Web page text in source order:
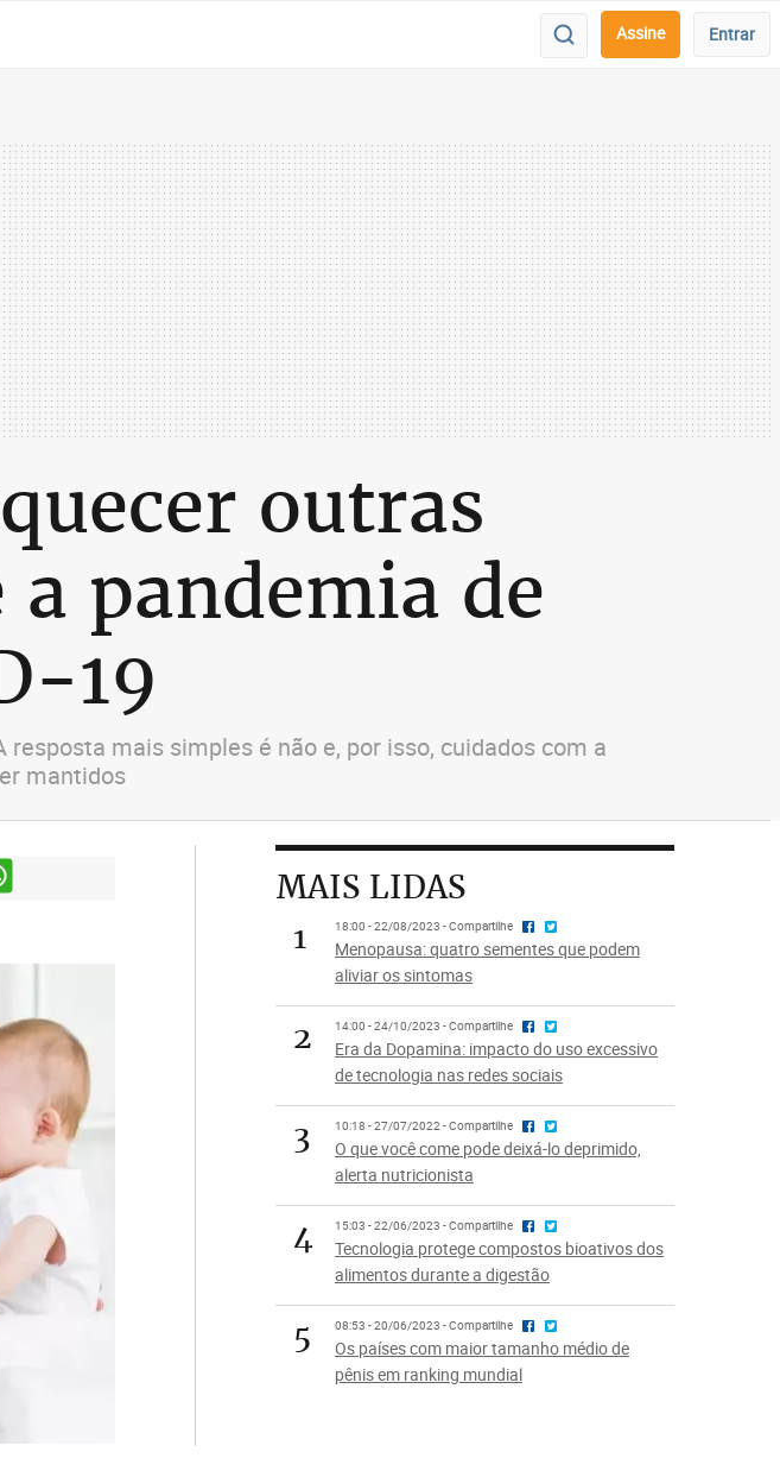
Assine Entrar
outras
pandemia de
19
mais simples é não e, por isso, cuidados com a
mantidos
MAIS LIDAS
1
18:00 - 22/08/2023 - Compartilhe
Menopausa: quatro sementes que podem
aliviar os sintomas
2 14:00 - 24/10/2023 - Compartilhe
Era da Dopamina: impacto do uso excessivo
de tecnologia nas redes sociais
3 10:18 - 27/07/2022 - Compartilhe
O que você come pode deixá-lo deprimido,
alerta nutricionista
4 15:03 - 22/06/2023 - Compartilhe
Tecnologia protege compostos bioativos dos
alimentos durante a digestão
5 08:53 - 20/06/2023 - Compartilhe
Os países com maior tamanho médio de
pênis em ranking mundial